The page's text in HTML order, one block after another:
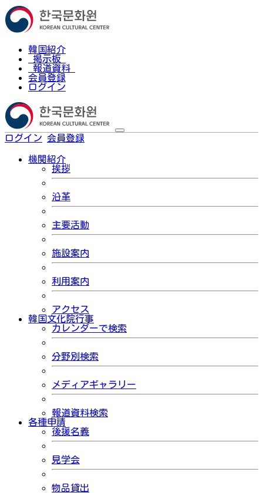
韓国紹介
掲示板
報道資料
会員登録
ログイン
ログイン 会員登録
機関紹介
挨拶
沿革
主要活動
施設案内
利用案内
アクセス
韓国文化院行事
カレンダーで検索
分野別検索
メディアギャラリー
報道資料検索
各種申請
後援名義
見学会
物品貸出